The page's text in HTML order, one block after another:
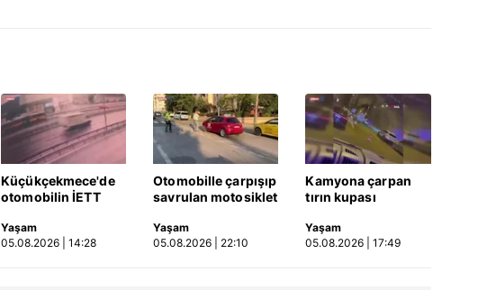
Küçükçekmece'de
otomobilin İETT
kaza kamerada |
Video
Yaşam
05.08.2026 | 14:28
Otomobille çarpışıp
savrulan motosiklet
çarptı: 2 yaralı
Yaşam
05.08.2026 | 22:10
Kamyona çarpan
tırın kupası
ağır yaralı
Yaşam
05.08.2026 | 17:49